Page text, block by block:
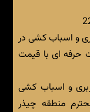
و اسباب کشی در
حرفه ای با قیمت
و اسباب کشی
منطقه چیذر